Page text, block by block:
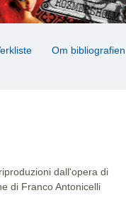
Om bibliografien
dall'opera di
di Franco Antonicelli